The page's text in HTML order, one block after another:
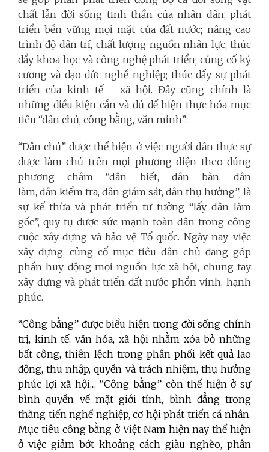
chất lẫn đời sống tinh thần của nhân dân; phát
triển bền vững mọi mặt của đất nước; nâng cao
trình độ dân trí, chất lượng nguồn nhân lực; thúc
đẩy khoa học và công nghệ phát triển; củng cố kỷ
cương và đạo đức nghề nghiệp; thúc đẩy sự phát
triển của kinh tế - xã hội. Đây cũng chính là
những điều kiện cần và đủ để hiện thực hóa mục
tiêu “dân chủ, công bằng, văn minh”.
“Dân chủ” được thể hiện ở việc người dân thực sự
được làm chủ trên mọi phương diện theo đúng
phương châm “dân biết, dân bàn, dân
làm, dân kiểm tra, dân giám sát, dân thụ hưởng”; là
sự kế thừa và phát triển tư tưởng “lấy dân làm
gốc”, quy tụ được sức mạnh toàn dân trong công
cuộc xây dựng và bảo vệ Tổ quốc. Ngày nay, việc
xây dựng, củng cố mục tiêu dân chủ đang góp
phần huy động mọi nguồn lực xã hội, chung tay
xây dựng và phát triển đất nước phồn vinh, hạnh
phúc.
“Công bằng” được biểu hiện trong đời sống chính
trị, kinh tế, văn hóa, xã hội nhằm xóa bỏ những
bất công, thiên lệch trong phân phối kết quả lao
động, thu nhập, quyền và trách nhiệm, thụ hưởng
phúc lợi xã hội,... “Công bằng” còn thể hiện ở sự
bình quyền về mặt giới tính, bình đẳng trong
thăng tiến nghề nghiệp, cơ hội phát triển cá nhân.
Mục tiêu công bằng ở Việt Nam hiện nay thể hiện
ở việc giảm bớt khoảng cách giàu nghèo, phân